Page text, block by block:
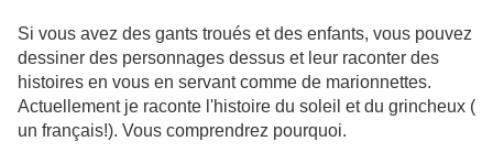
Si vous avez des gants troués et des enfants, vous pouvez
dessiner des personnages dessus et leur raconter des
histoires en vous en servant comme de marionnettes.
Actuellement je raconte l'histoire du soleil et du grincheux (
un français!). Vous comprendrez pourquoi.